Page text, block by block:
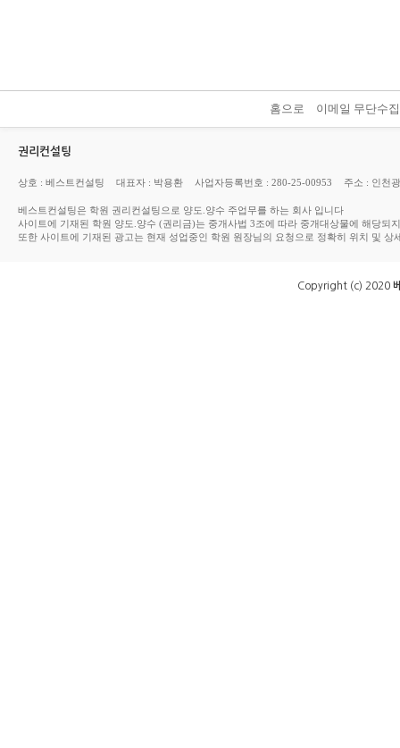
홈으로 이메일 무단수
권리컨설팅
상호 : 베스트컨설팅 대표자 : 박용환 사업자등록번호 : 280-25-00953 주소 : 인천
베스트컨설팅은 학원 권리컨설팅으로 양도.양수 주업무를 하는 회사 입니다
사이트에 기재된 학원 양도.양수 (권리금)는 중개사법 3조에 따라 중개대상물에 해당되
또한 사이트에 기재된 광고는 현재 성업중인 학원 원장님의 요청으로 정확히 위치 및
Copyright (c) 2020